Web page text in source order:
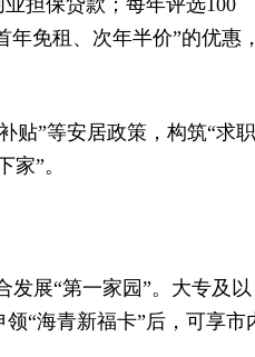
担保贷款；每年评选100
免租、次年半价”的优惠，
贴”等安居政策，构筑“求职
”。
发展“第一家园”。大专及以
“海青新福卡”后，可享市